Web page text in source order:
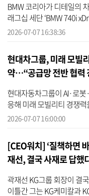
BMW 코리아가 디테일의
래그십 세단 ‘BMW 740i
7일 밝혔다. BMW 740i
2026-07-07 16:38:36
현대차그룹, 미래 모빌
약…“공급망 전반 협력
현대자동차그룹이 AI·로
응해 미래 모빌리티 경쟁
한다. 현대차그룹은 7일 경
2026-07-07 16:00:00
[CEO워치] ‘질책하면
재선, 결국 사재로 답했
곽재선 KG그룹 회장이 결
이틀간 그는 KG케미칼과